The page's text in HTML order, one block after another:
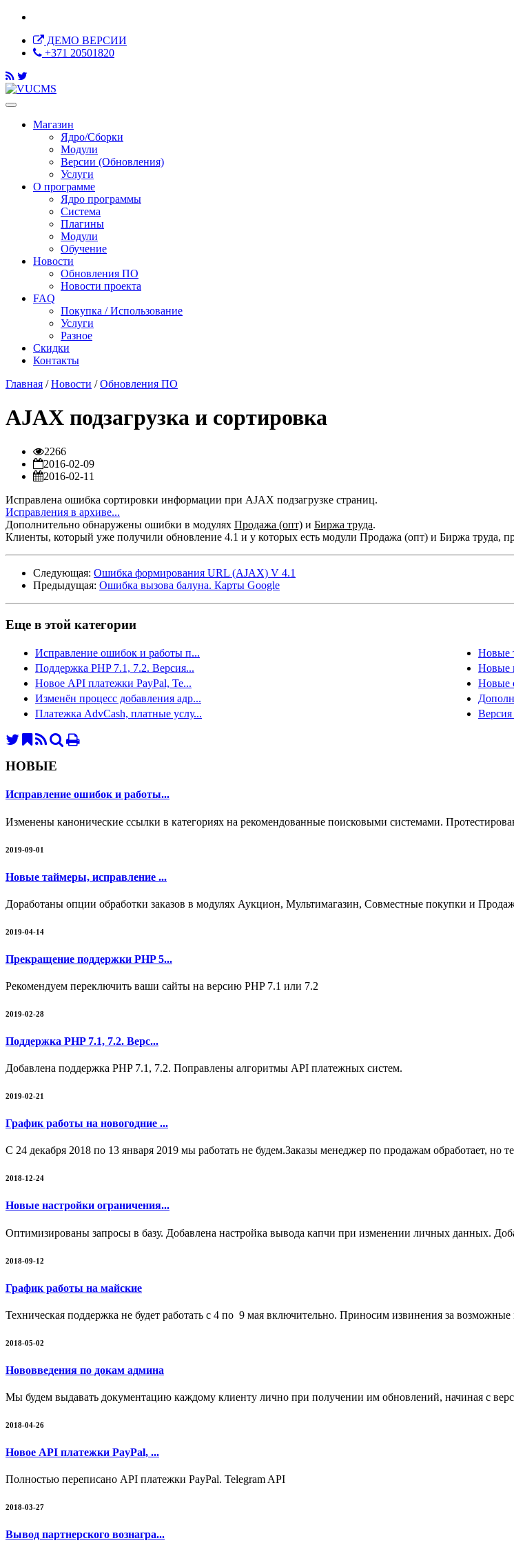
ДЕМО ВЕРСИИ
+371 20501820
Магазин
Ядро/Сборки
Модули
Версии (Обновления)
Услуги
О программе
Ядро программы
Система
Плагины
Модули
Обучение
Новости
Обновления ПО
Новости проекта
FAQ
Покупка / Использование
Услуги
Разное
Скидки
Контакты
Главная /Новости /Обновления ПО
AJAX подзагрузка и сортировка
2266
2016-02-09
2016-02-11
Исправлена ошибка сортировки информации при AJAX подзагрузке страниц.
Исправления в архиве...
Дополнительно обнаружены ошибки в модулях Продажа (опт) и Биржа труда.
Клиенты, который уже получили обновление 4.1 и у которых есть модули Продажа (опт) и Биржа труда,
Следующая: Ошибка формирования URL (AJAX) V 4.1
Предыдущая: Ошибка вызова балуна. Карты Google
Еще в этой категории
Исправление ошибок и работы п...
Новые
Поддержка PHP 7.1, 7.2. Версия...
Новые
Новое API платежки PayPal, Te...
Новые
Изменён процесс добавления адр...
Платежка AdvCash, платные услу...
НОВЫЕ
Исправление ошибок и работы...
Изменены канонические ссылки в категориях на рекомендованные поисковыми системами.
2019-09-01
Новые таймеры, исправление ...
Доработаны опции обработки заказов в модулях Аукцион, Мультимагазин, Совместные покупки и
2019-04-14
Прекращение поддержки PHP 5...
Рекомендуем переключить ваши сайты на версию PHP 7.1 или 7.2
2019-02-28
Поддержка PHP 7.1, 7.2. Верс...
Добавлена поддержка PHP 7.1, 7.2. Поправлены алгоритмы API платежных систем.
2019-02-21
График работы на новогодние ...
С 24 декабря 2018 по 13 января 2019 мы работать не будем.Заказы менеджер по продажам обработает, но
2018-12-24
Новые настройки ограничения...
Оптимизированы запросы в базу. Добавлена настройка вывода капчи при изменении личных данных.
2018-09-12
График работы на майские
Техническая поддержка не будет работать с 4 по 9 мая включительно. Приносим извинения за возможные
2018-05-02
Нововведения по докам админа
Мы будем выдавать документацию каждому клиенту лично при получении им обновлений, начиная с
2018-04-26
Новое API платежки PayPal, ...
Полностью переписано API платежки PayPal. Telegram API
2018-03-27
Вывод партнерского вознагра...